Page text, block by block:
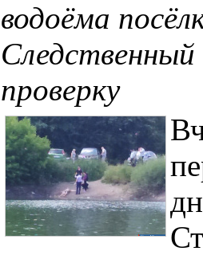
водоёма
проверку